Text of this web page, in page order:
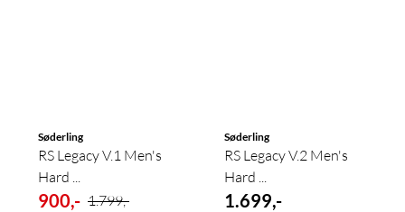
Søderling
RS Legacy V.1 Men's
Hard ...
900,- 1.799,-
Søderling
RS Legacy V.2 Men's
Hard ...
1.699,-